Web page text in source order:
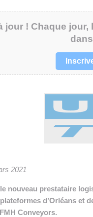
EDITORIAL
• SOLUTIONS
•
•
• IMMOBILIER
•
👉 INSCRIRE
jour ! Chaque
2021
le nouveau prestataire
d’Orléans et
Conveyors.